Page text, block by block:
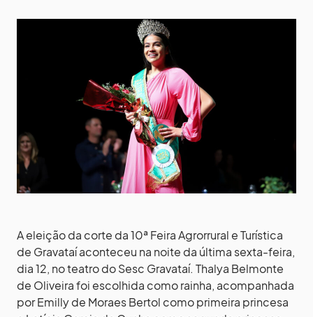
A eleição da corte da 10ª Feira Agrorrural e Turística
de Gravataí aconteceu na noite da última sexta-feira,
dia 12, no teatro do Sesc Gravataí. Thalya Belmonte
de Oliveira foi escolhida como rainha, acompanhada
por Emilly de Moraes Bertol como primeira princesa